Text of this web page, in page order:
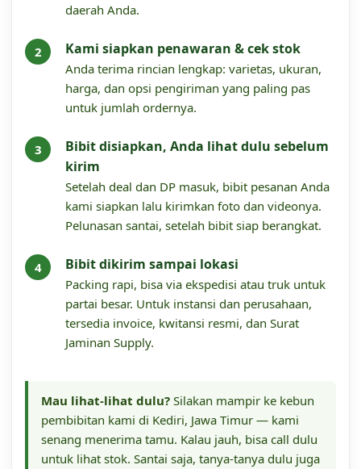
daerah Anda.
Kami siapkan penawaran & cek stok
Anda terima rincian lengkap: varietas, ukuran,
harga, dan opsi pengiriman yang paling pas
untuk jumlah ordernya.
Bibit disiapkan, Anda lihat dulu sebelum
kirim
Setelah deal dan DP masuk, bibit pesanan Anda
kami siapkan lalu kirimkan foto dan videonya.
Pelunasan santai, setelah bibit siap berangkat.
Bibit dikirim sampai lokasi
Packing rapi, bisa via ekspedisi atau truk untuk
partai besar. Untuk instansi dan perusahaan,
tersedia invoice, kwitansi resmi, dan Surat
Jaminan Supply.
Mau lihat-lihat dulu? Silakan mampir ke kebun
pembibitan kami di Kediri, Jawa Timur — kami
senang menerima tamu. Kalau jauh, bisa call dulu
untuk lihat stok. Santai saja, tanya-tanya dulu juga